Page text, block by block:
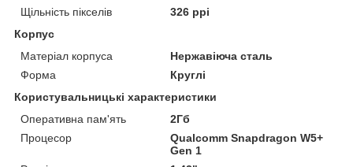
Щільність пікселів
326 ppi
Корпус
Матеріал корпуса
Нержавіюча сталь
Форма
Круглі
Користувальницькі характеристики
Оперативна пам'ять
2Гб
Процесор
Qualcomm Snapdragon W5+
Gen 1